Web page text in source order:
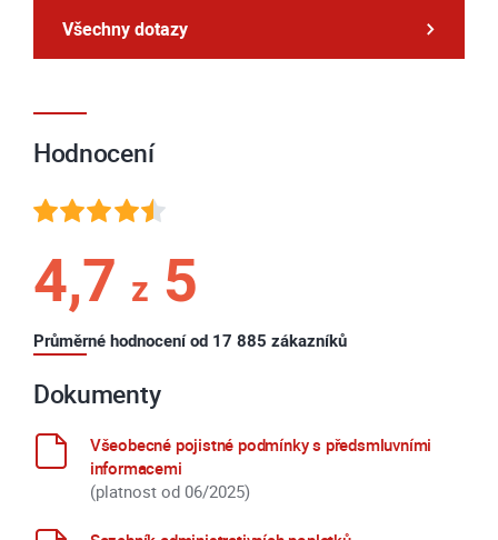
Všechny dotazy
Hodnocení
4,7 z 5
Průměrné hodnocení od 17 885 zákazníků
Dokumenty
Všeobecné pojistné podmínky s předsmluvními
informacemi
(platnost od 06/2025)